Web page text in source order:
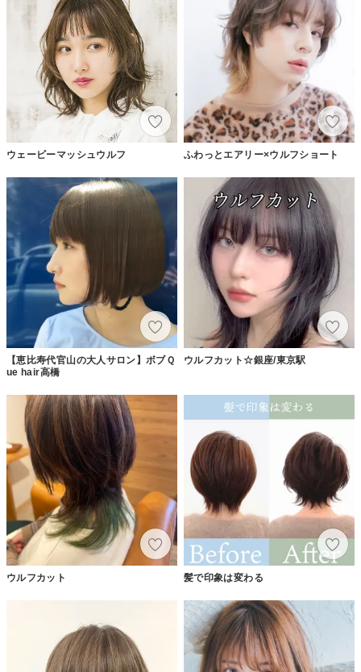
ウェービーマッシュウルフ ふわっとエアリー×ウルフショート
【恵比寿代官山の大人サロン】ボブＱ
ue hair高橋
ウルフカット☆銀座/東京駅
ウルフカット 髪で印象は変わる